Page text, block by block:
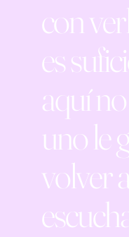
con
es
aquí
uno le
volver